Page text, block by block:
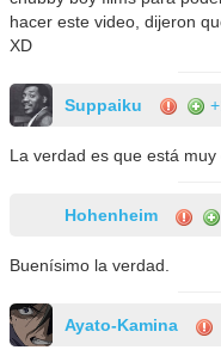
hacer este video, dijeron
XD
Suppaiku
La verdad es que está
Hohenheim
Buenísimo la verdad.
Ayato-Kamina